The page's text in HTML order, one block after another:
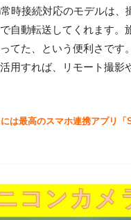
時接続対応のモデルは、
自動転送してくれます。
てた、という便利さです
用すれば、リモート撮影
は最高のスマホ連携アプリ